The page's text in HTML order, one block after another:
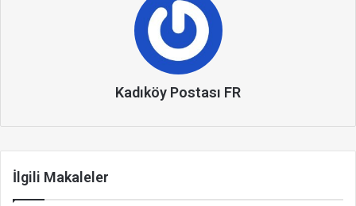
Kadıköy Postası FR
İlgili Makaleler